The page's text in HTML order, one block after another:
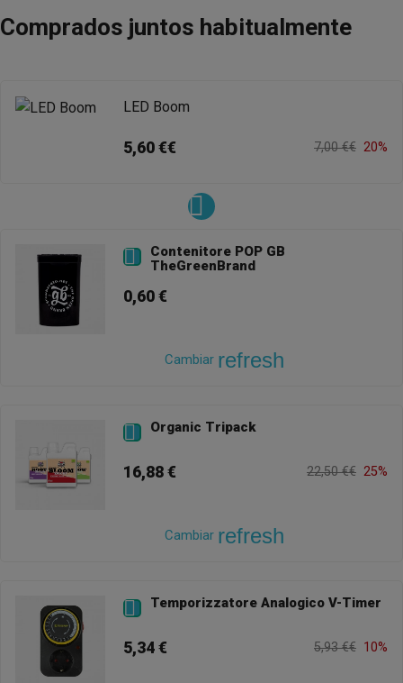
Comprados juntos habitualmente
LED Boom
5,60 €€ 7,00 €€ 20%

Contenitore POP GB
TheGreenBrand
0,60 €
Cambiar refresh
 Organic Tripack
16,88 € 22,50 €€ 25%
Cambiar refresh
 Temporizzatore Analogico V-Timer
5,34 € 5,93 €€ 10%